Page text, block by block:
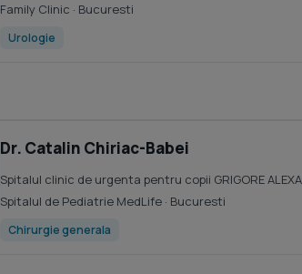
Family Clinic · Bucuresti
Urologie
Dr. Catalin Chiriac-Babei
Spitalul clinic de urgenta pentru copii GRIGORE
Spitalul de Pediatrie MedLife · Bucuresti
Chirurgie generala